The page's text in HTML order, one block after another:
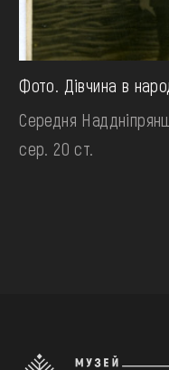
Фото. Дівчина в
Середня
сер. 20 ст.